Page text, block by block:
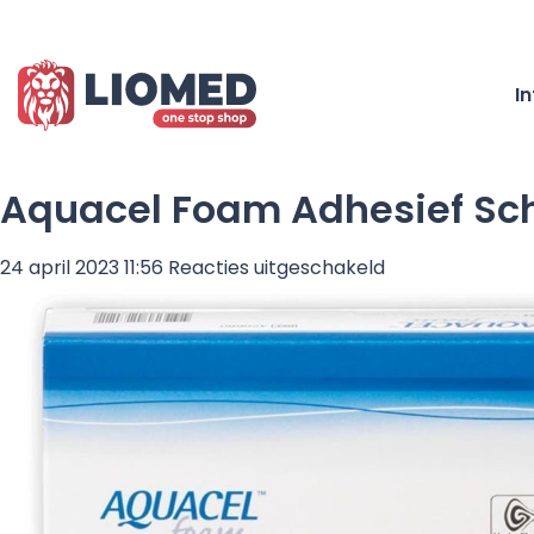
Aquacel Foam Adhesief
24 april 2023 11:56 Reacties uitgeschakeldvoor
Foam
Schuimverband
10